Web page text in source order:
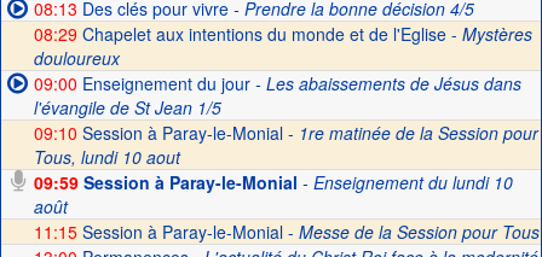
08:13 Des clés pour vivre - Prendre la bonne décision 4/5
08:29 Chapelet aux intentions du monde et de l'Eglise - Mystères
douloureux
09:00 Enseignement du jour - Les abaissements de Jésus dans
l'évangile de St Jean 1/5
09:10 Session à Paray-le-Monial - 1re matinée de la Session pour
Tous, lundi 10 aout
09:59 Session à Paray-le-Monial - Enseignement du lundi 10
août
11:15 Session à Paray-le-Monial - Messe de la Session pour Tous